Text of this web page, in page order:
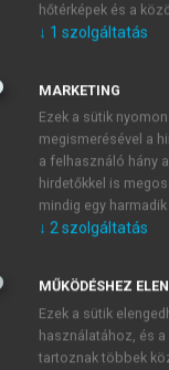
és
Impresszum
A
hőtérképek és a
↓ 1 szolgáltatás
MARKETING
Ezek a sütik
megismerésével a
a felhasználó hány
hirdetőkkel is
mindig egy
↓ 2 szolgáltatás
MŰKÖDÉSHEZ
Ezek a sütik
használatához, és
tartoznak többek